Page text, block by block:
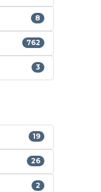
8
762
3
19
26
2